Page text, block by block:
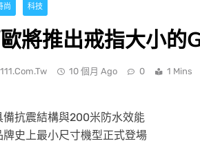
尚 科技
將推出戒指大小的
10 個月 Ago 0 1 Mins
備抗震結構與200米防水效能
牌史上最小尺寸機型正式登場